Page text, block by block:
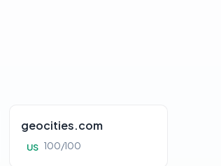
geocities.com
US 100/100